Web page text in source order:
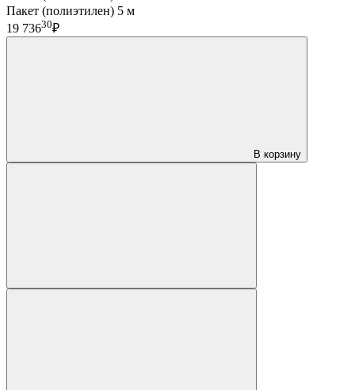
Пакет (полиэтилен) 5 м
19 73630₽
В корзину